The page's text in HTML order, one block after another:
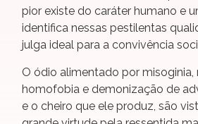
pior existe do caráter humano e
identifica nessas pestilentas
julga ideal para a convivência
O ódio alimentado por misoginia,
homofobia e demonização de
e o cheiro que ele produz, são